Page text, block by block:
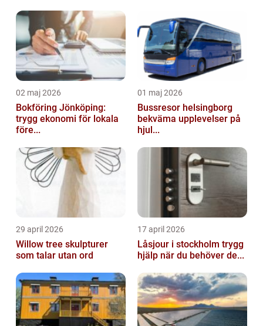
02 maj 2026
Bokföring Jönköping:
trygg ekonomi för lokala
före...
01 maj 2026
Bussresor helsingborg
bekväma upplevelser på
hjul...
29 april 2026
Willow tree skulpturer
som talar utan ord
17 april 2026
Låsjour i stockholm trygg
hjälp när du behöver de...